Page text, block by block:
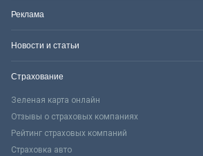
Реклама
Новости и статьи
Страхование
Зеленая карта онлайн
Отзывы о страховых компаниях
Рейтинг страховых компаний
Страховка авто